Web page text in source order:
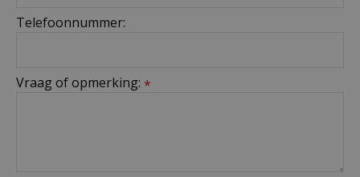
Telefoonnummer:
Vraag of opmerking: *